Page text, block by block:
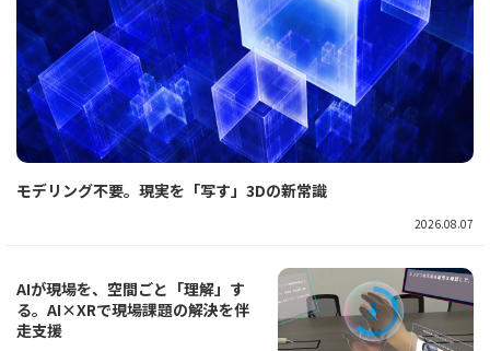
モデリング不要。現実を「写す」3Dの新常識
2026.08.07
AIが現場を、空間ごと「理解」す
る。AI×XRで現場課題の解決を伴
走支援